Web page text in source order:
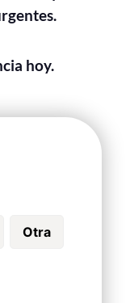
hoy.
Otra